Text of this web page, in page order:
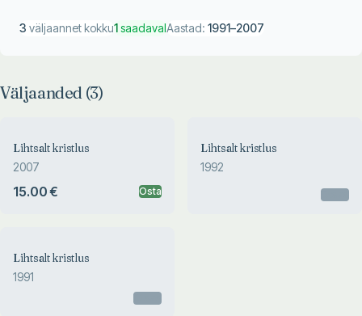
3 väljaannet kokku1saadavalAastad: 1991–2007
Väljaanded (3)
Lihtsalt kristlus
2007
15.00 € Osta
Lihtsalt kristlus
1992
Lihtsalt kristlus
1991